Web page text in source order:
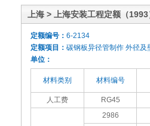
上海 > 上海安装工程定额（1993
定额编号： 6-2134
定额项目： 碳钢板异径管制作 外径及
单位：
材料类别 材料编号
人工费 RG45
2986